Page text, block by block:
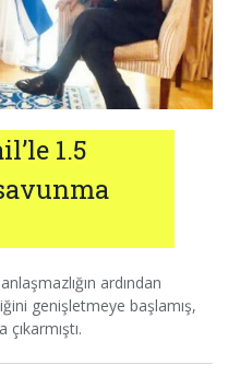
1.5
ardından
genişletmeye başlamış,